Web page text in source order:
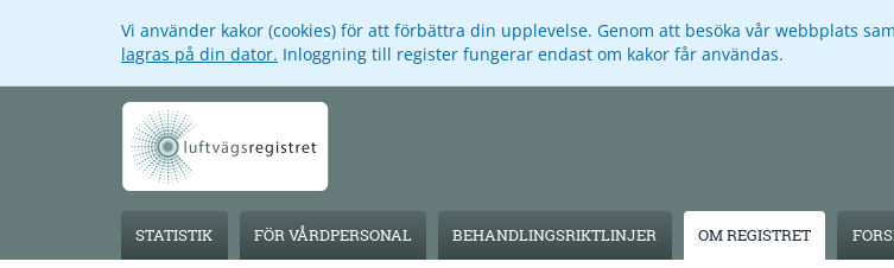
Vi använder kakor (cookies) för att förbättra din upplevelse. Genom att besöka vår webbplats
lagras på din dator. Inloggning till register fungerar endast om kakor får användas.
STATISTIK FÖR VÅRDPERSONAL BEHANDLINGSRIKTLINJER OM REGISTRET